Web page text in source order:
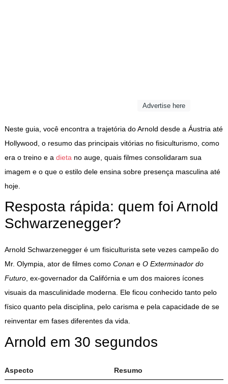
Advertise here
Neste guia, você encontra a trajetória do Arnold desde a Áustria até
Hollywood, o resumo das principais vitórias no fisiculturismo, como
era o treino e a dieta no auge, quais filmes consolidaram sua
imagem e o que o estilo dele ensina sobre presença masculina até
hoje.
Resposta rápida: quem foi Arnold
Schwarzenegger?
Arnold Schwarzenegger é um fisiculturista sete vezes campeão do
Mr. Olympia, ator de filmes como Conane O Exterminador do
Futuro, ex-governador da Califórnia e um dos maiores ícones
visuais da masculinidade moderna. Ele ficou conhecido tanto pelo
físico quanto pela disciplina, pelo carisma e pela capacidade de se
reinventar em fases diferentes da vida.
Arnold em 30 segundos
Aspecto Resumo